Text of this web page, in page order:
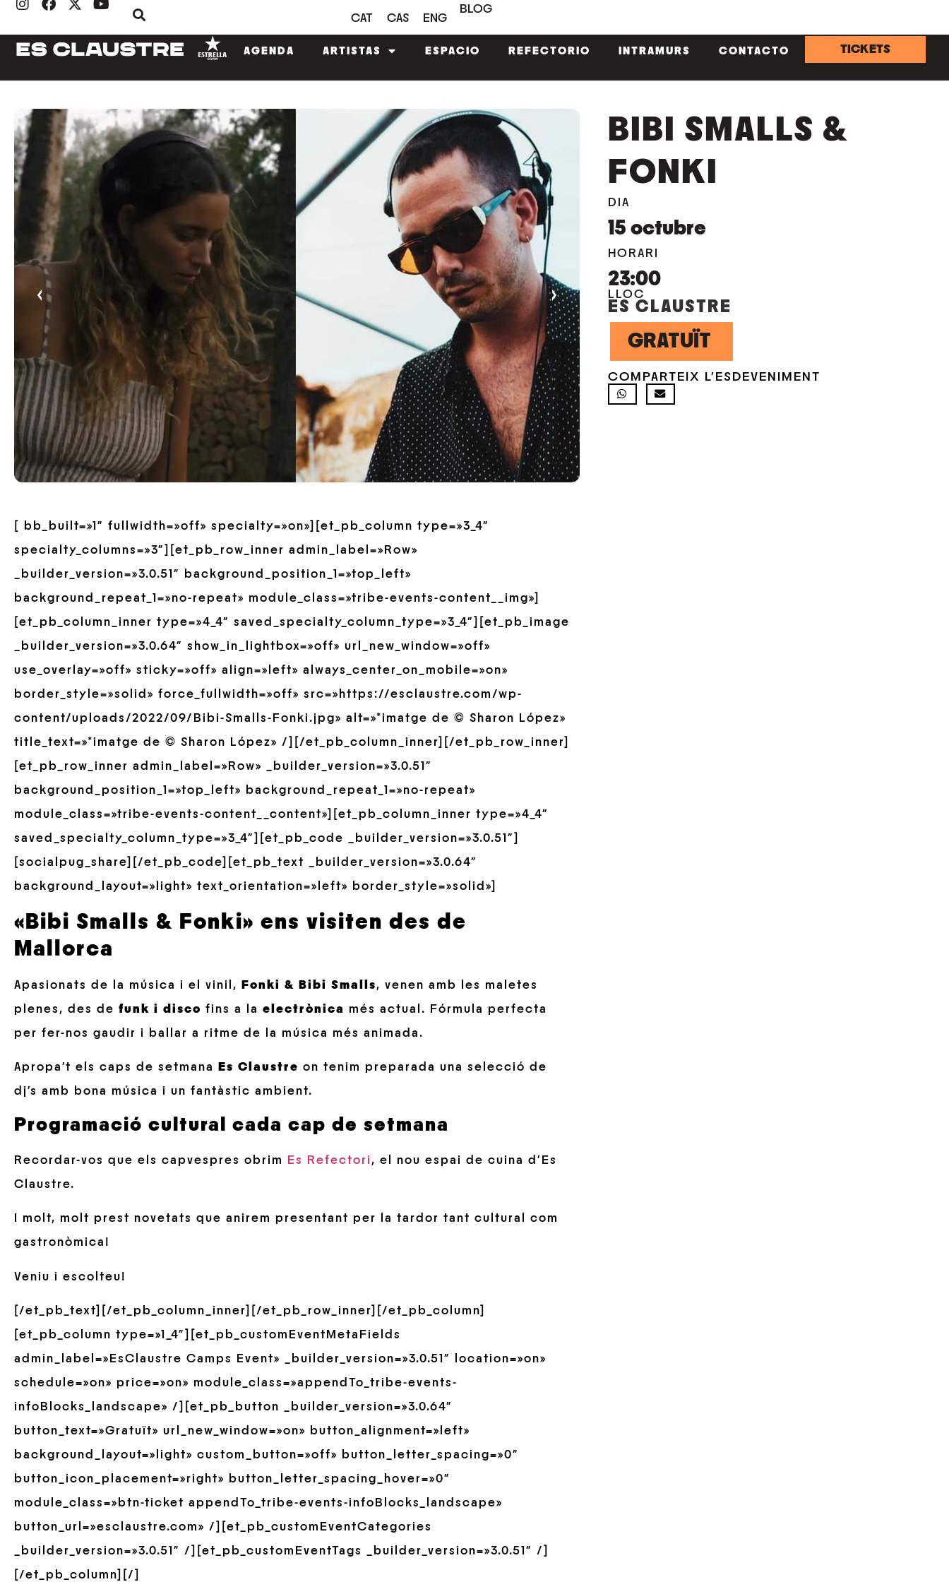
CAT CAS ENG
BLOG
AGENDA ARTISTAS ESPACIO REFECTORIO INTRAMURS CONTACTO TICKETS
‹ ›
BIBI SMALLS &
FONKI
DIA
15 octubre
HORARI
23:00
LLOC
ES CLAUSTRE
GRATUÏT
COMPARTEIX L'ESDEVENIMENT
[ bb_built=»1″ fullwidth=»off» specialty=»on»][et_pb_column type=»3_4″
specialty_columns=»3″][et_pb_row_inner admin_label=»Row»
_builder_version=»3.0.51″ background_position_1=»top_left»
background_repeat_1=»no-repeat» module_class=»tribe-events-content__img»]
[et_pb_column_inner type=»4_4″ saved_specialty_column_type=»3_4″][et_pb_image
_builder_version=»3.0.64″ show_in_lightbox=»off» url_new_window=»off»
use_overlay=»off» sticky=»off» align=»left» always_center_on_mobile=»on»
border_style=»solid» force_fullwidth=»off» src=»https://esclaustre.com/wp-
content/uploads/2022/09/Bibi-Smalls-Fonki.jpg» alt=»*imatge de © Sharon López»
title_text=»*imatge de © Sharon López» /][/et_pb_column_inner][/et_pb_row_inner]
[et_pb_row_inner admin_label=»Row» _builder_version=»3.0.51″
background_position_1=»top_left» background_repeat_1=»no-repeat»
module_class=»tribe-events-content__content»][et_pb_column_inner type=»4_4″
saved_specialty_column_type=»3_4″][et_pb_code _builder_version=»3.0.51″]
[socialpug_share][/et_pb_code][et_pb_text _builder_version=»3.0.64″
background_layout=»light» text_orientation=»left» border_style=»solid»]
« Bibi Smalls & Fonki» ens visiten des de
Mallorca
Apasionats de la música i el vinil, Fonki & Bibi Smalls, venen amb les maletes
plenes, des de funk i disco fins a la electrònica més actual. Fórmula perfecta
per fer-nos gaudir i ballar a ritme de la música més animada.
Apropa’t els caps de setmana Es Claustre on tenim preparada una selecció de
dj’s amb bona música i un fantàstic ambient.
Programació cultural cada cap de setmana
Recordar-vos que els capvespres obrim Es Refectori , el nou espai de cuina d’Es
Claustre.
I molt, molt prest novetats que anirem presentant per la tardor tant cultural com
gastronòmica!
Veniu i escolteu!
[/et_pb_text][/et_pb_column_inner][/et_pb_row_inner][/et_pb_column]
[et_pb_column type=»1_4″][et_pb_customEventMetaFields
admin_label=»EsClaustre Camps Event» _builder_version=»3.0.51″ location=»on»
schedule=»on» price=»on» module_class=»appendTo_tribe-events-
infoBlocks_landscape» /][et_pb_button _builder_version=»3.0.64″
button_text=»Gratuït» url_new_window=»on» button_alignment=»left»
background_layout=»light» custom_button=»off» button_letter_spacing=»0″
button_icon_placement=»right» button_letter_spacing_hover=»0″
module_class=»btn-ticket appendTo_tribe-events-infoBlocks_landscape»
button_url=»esclaustre.com» /][et_pb_customEventCategories
_builder_version=»3.0.51″ /][et_pb_customEventTags _builder_version=»3.0.51″ /]
[/et_pb_column][/]